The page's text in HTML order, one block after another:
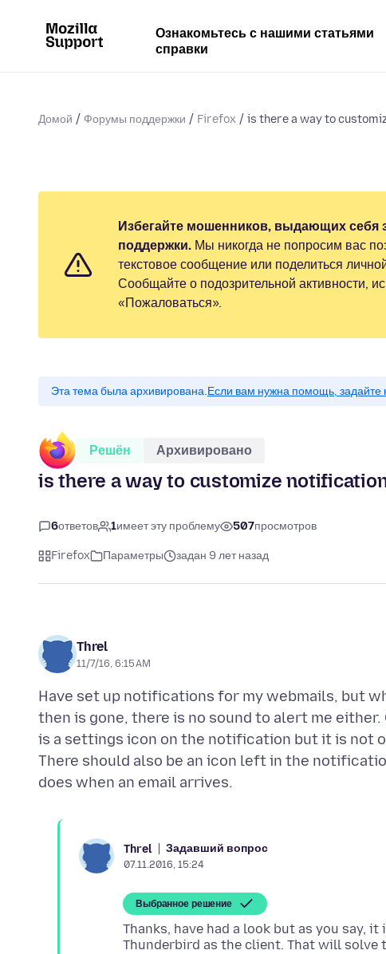
Ознакомьтесь с нашими статьями
справки
Домой Форумы поддержки Firefox is there a way to
Избегайте мошенников, выдающих себя
поддержки. Мы никогда не попросим вас
текстовое сообщение или поделиться
Сообщайте о подозрительной активности,
«Пожаловаться».
Эта тема была архивирована.Если вам нужна помощь, задайте
Решён Архивировано
is there a way to customize
6ответов 1имеет эту проблему 507просмотров
Firefox Параметры задан 9 лет назад
Threl
11/7/16, 6:15 AM
Have set up notifications for my webmails, but
then is gone, there is no sound to alert me
is a settings icon on the notification but it is not
There should also be an icon left in the
Threl Задавший вопрос
07.11.2016, 15:24
Выбранное решение
Thanks, have had a look but as you say,